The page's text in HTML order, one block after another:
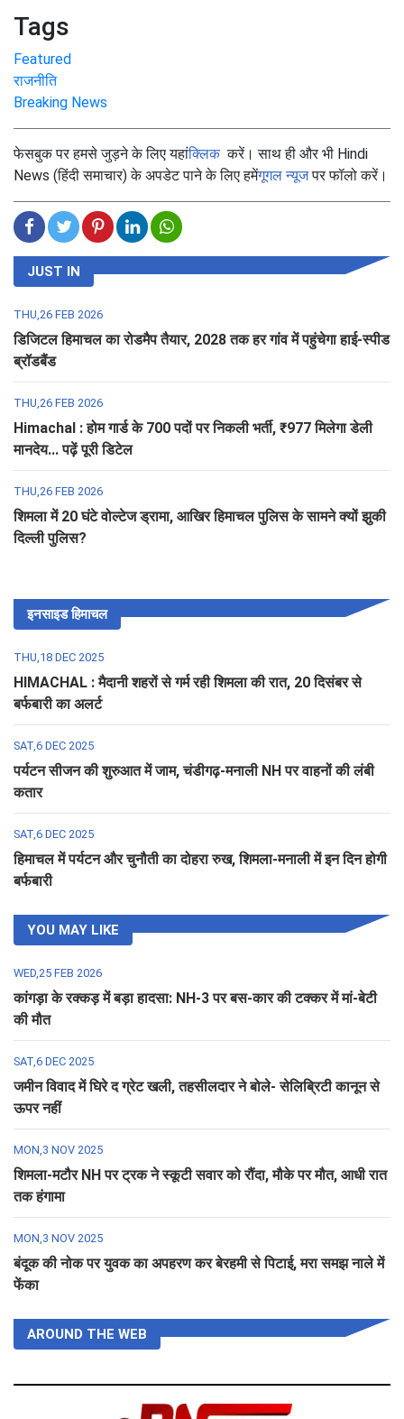
Tags
Featured
राजनीति
Breaking News
फेसबुक पर हमसे जुड़ने के लिए यहांक्लिककरें। साथ ही और भी Hindi
News (हिंदी समाचार) के अपडेट पाने के लिए हमेंगूगल न्यूजपर फॉलो करें।
JUST IN
THU,26 FEB 2026
डिजिटल हिमाचल का रोडमैप तैयार, 2028 तक हर गांव में पहुंचेगा हाई-स्पीड
ब्रॉडबैंड
THU,26 FEB 2026
Himachal : होम गार्ड के 700 पदों पर निकली भर्ती, ₹977 मिलेगा डेली
मानदेय... पढ़ें पूरी डिटेल
THU,26 FEB 2026
शिमला में 20 घंटे वोल्टेज ड्रामा, आखिर हिमाचल पुलिस के सामने क्यों झुकी
दिल्ली पुलिस?
इनसाइड हिमाचल
THU,18 DEC 2025
HIMACHAL : मैदानी शहरों से गर्म रही शिमला की रात, 20 दिसंबर से
बर्फबारी का अलर्ट
SAT,6 DEC 2025
पर्यटन सीजन की शुरुआत में जाम, चंडीगढ़-मनाली NH पर वाहनों की लंबी
कतार
SAT,6 DEC 2025
हिमाचल में पर्यटन और चुनौती का दोहरा रुख, शिमला-मनाली में इन दिन होगी
बर्फबारी
YOU MAY LIKE
WED,25 FEB 2026
कांगड़ा के रक्कड़ में बड़ा हादसा: NH-3 पर बस-कार की टक्कर में मां-बेटी
की मौत
SAT,6 DEC 2025
जमीन विवाद में घिरे द ग्रेट खली, तहसीलदार ने बोले- सेलिब्रिटी कानून से
ऊपर नहीं
MON,3 NOV 2025
शिमला-मटौर NH पर ट्रक ने स्कूटी सवार को रौंदा, मौके पर मौत, आधी रात
तक हंगामा
MON,3 NOV 2025
बंदूक की नोक पर युवक का अपहरण कर बेरहमी से पिटाई, मरा समझ नाले में
फेंका
AROUND THE WEB